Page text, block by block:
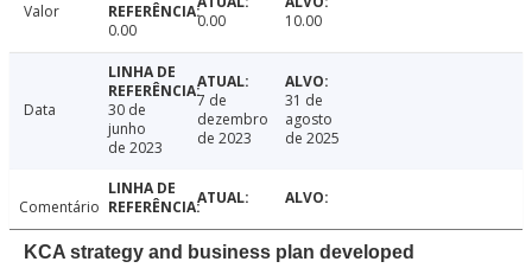
Valor
0.00
0.00 10.00
Data
30 de
junho
de 2023
7 de
dezembro
de 2023
31 de
agosto
de 2025
Comentário
KCA strategy and business plan developed